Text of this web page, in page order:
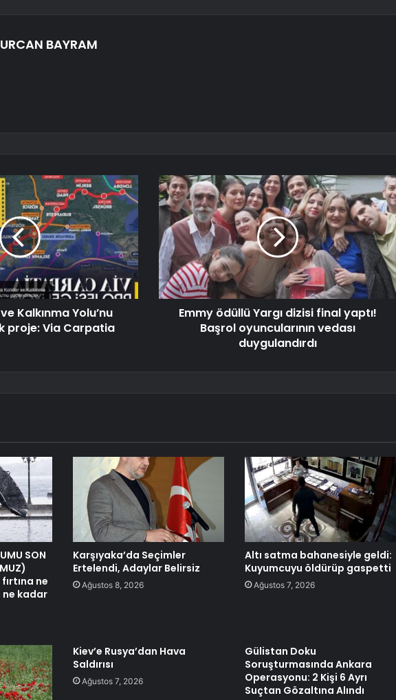
BAYRAM
Kalkınma Yolu’nu
proje: Via Carpatia
Emmy ödüllü Yargı dizisi final yaptı!
Başrol oyuncularının vedası
duygulandırdı
SON
ne
kadar
Karşıyaka’da Seçimler
Ertelendi, Adaylar Belirsiz
Ağustos 8, 2026
Altı satma bahanesiyle geldi:
Kuyumcuyu öldürüp gaspetti
Ağustos 7, 2026
Kiev’e Rusya’dan Hava
Saldırısı
Ağustos 7, 2026
Gülistan Doku
Soruşturmasında Ankara
Operasyonu: 2 Kişi 6 Ayrı
Suçtan Gözaltına Alındı